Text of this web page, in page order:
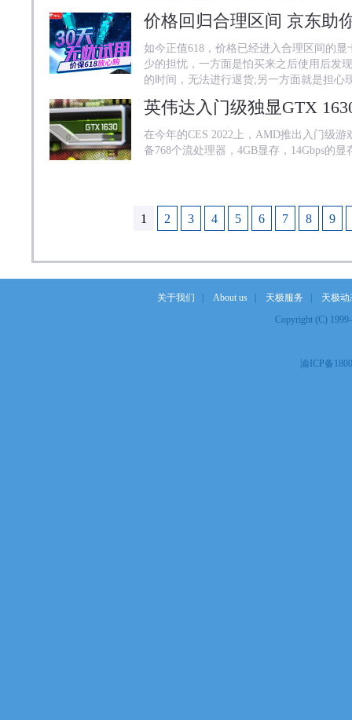
价格回归合理区间 京东助
如今正值618，价格已经进入合理区间的
少的担忧，一方面是怕买来之后使用后发
的时间，无法进行退货;另一方面就是担
在今年的CES 2022上，AMD推出入门级
备768个流处理器，4GB显存，14Gbps的
1 2 3 4 5 6 7 8 9
关于我们 About us 天极服务
天极动
Copyright (C)
渝ICP备